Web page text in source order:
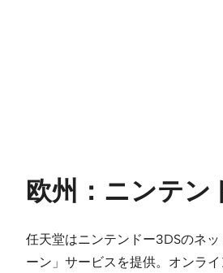
欧州：ニンテン
任天堂はニンテンドー3DSのネ
ーン」サービスを提供。オンラ